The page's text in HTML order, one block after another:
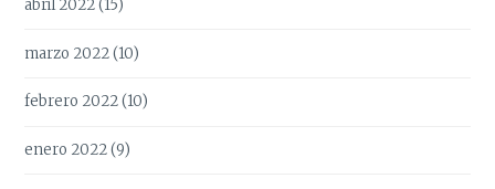
abril 2022(15)
marzo 2022(10)
febrero 2022(10)
enero 2022(9)